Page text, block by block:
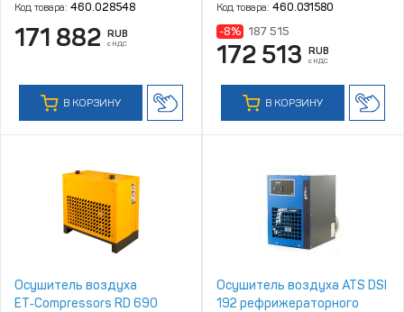
Код товара: 460.028548
171 882 RUB
с НДС
В КОРЗИНУ
Код товара: 460.031580
-8% 187 515
172 513 RUB
с НДС
В КОРЗИНУ
Осушитель воздуха
ET‑Compressors RD 690
Осушитель воздуха ATS DSI
192 рефрижераторного